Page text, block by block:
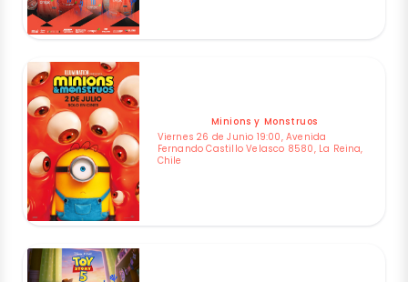
Minions y Monstruos
Viernes 26 de Junio 19:00, Avenida
Fernando Castillo Velasco 8580, La Reina,
Chile